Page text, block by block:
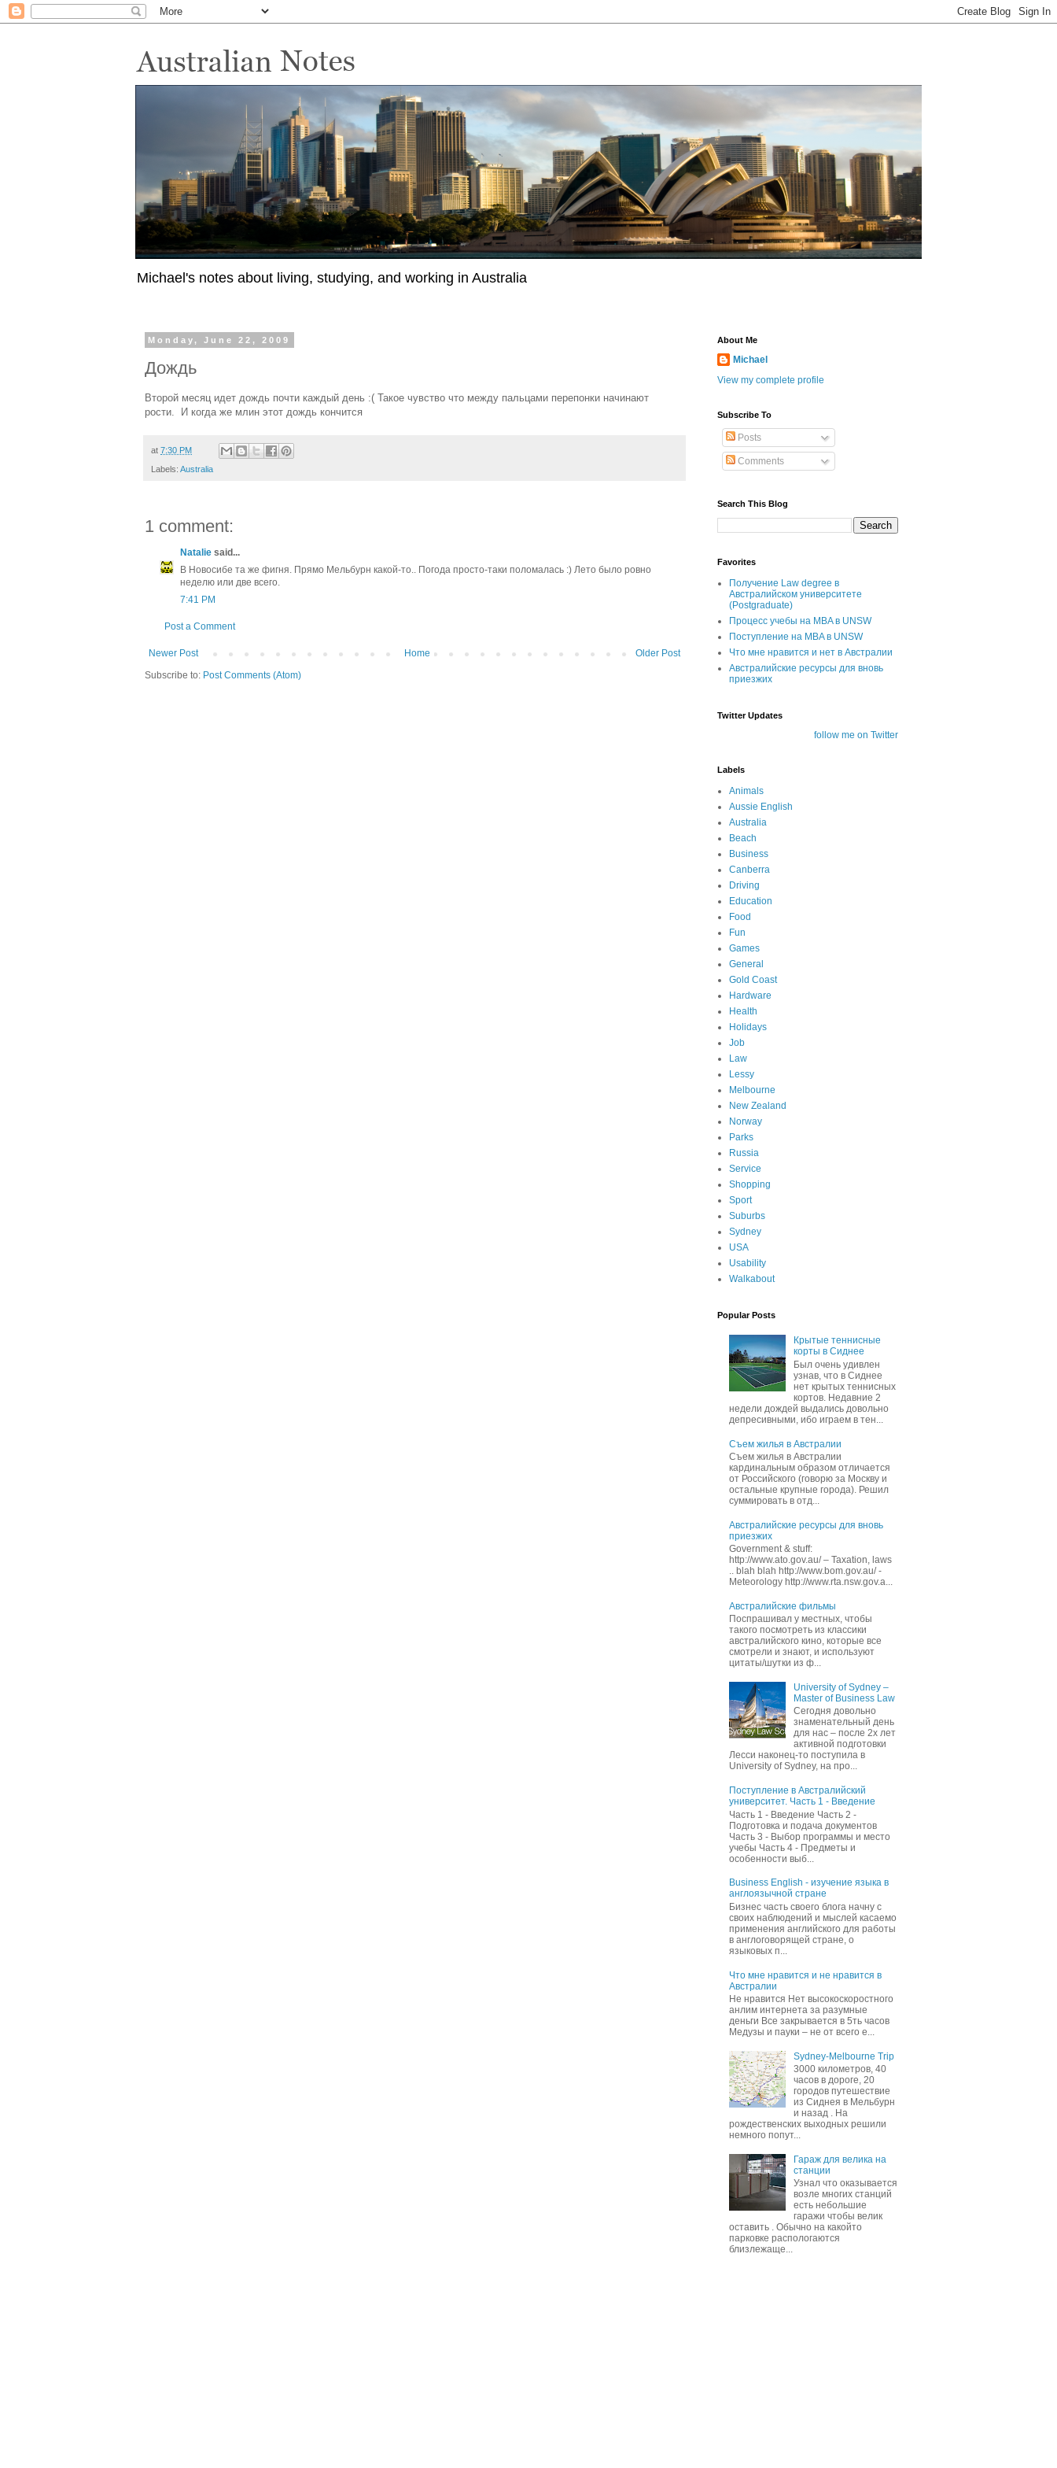
Michael's notes about living, studying, and working in Australia
Monday, June 22, 2009
Дождь
Второй месяц идет дождь почти каждый день :( Такое чувство что между пальцами перепонки начинают
рости. И когда же млин этот дождь кончится
at 7:30 PM
Labels: Australia
1 comment:
Natalie said...
В Новосибе та же фигня. Прямо Мельбурн какой-то.. Погода просто-таки поломалась :) Лето было ровно
неделю или две всего.
7:41 PM
Post a Comment
Newer Post Older Post
Home
Subscribe to: Post Comments (Atom)
About Me
Michael
View my complete profile
Subscribe To
Posts
Comments
Search This Blog
Favorites
Получение Law degree в
Австралийском университете
(Postgraduate)
Процесс учебы на MBA в UNSW
Поступление на MBA в UNSW
Что мне нравится и нет в Австралии
Австралийские ресурсы для вновь
приезжих
Twitter Updates
follow me on Twitter
Labels
Animals
Aussie English
Australia
Beach
Business
Canberra
Driving
Education
Food
Fun
Games
General
Gold Coast
Hardware
Health
Holidays
Job
Law
Lessy
Melbourne
New Zealand
Norway
Parks
Russia
Service
Shopping
Sport
Suburbs
Sydney
USA
Usability
Walkabout
Popular Posts
Крытые теннисные
корты в Сиднее
Был очень удивлен
узнав, что в Сиднее
нет крытых теннисных
кортов. Недавние 2
недели дождей выдались довольно
депресивными, ибо играем в тен...
Съем жилья в Австралии
Съем жилья в Австралии
кардинальным образом отличается
от Российского (говорю за Москву и
остальные крупные города). Решил
суммировать в отд...
Австралийские ресурсы для вновь
приезжих
Government & stuff:
http://www.ato.gov.au/ – Taxation, laws
.. blah blah http://www.bom.gov.au/ -
Meteorology http://www.rta.nsw.gov.a...
Австралийские фильмы
Поспрашивал у местных, чтобы
такого посмотреть из классики
австралийского кино, которые все
смотрели и знают, и иcпользуют
цитаты/шутки из ф...
University of Sydney –
Master of Business Law
Сегодня довольно
знаменательный день
для нас – после 2х лет
активной подготовки
Лесси наконец-то поступила в
University of Sydney, на про...
Поступление в Австралийский
университет. Часть 1 - Введение
Часть 1 - Введение Часть 2 -
Подготовка и подача документов
Часть 3 - Выбор программы и место
учебы Часть 4 - Предметы и
особенности выб...
Business English - изучение языка в
англоязычной стране
Бизнес часть своего блога начну c
своих наблюдений и мыслей касаемо
применения английского для работы
в англоговорящей стране, о
языковых п...
Что мне нравится и не нравится в
Австралии
Не нравится Нет высокоскоростного
анлим интернета за разумные
деньги Все закрывается в 5ть часов
Медузы и пауки – не от всего е...
Sydney-Melbourne Trip
3000 километров, 40
часов в дороге, 20
городов путешествие
из Сиднея в Мельбурн
и назад . На
рождественских выходных решили
немного попут...
Гараж для велика на
станции
Узнал что оказывается
возле многих станций
есть небольшие
гаражи чтобы велик
оставить . Обычно на какойто
парковке распологаются
близлежаще...